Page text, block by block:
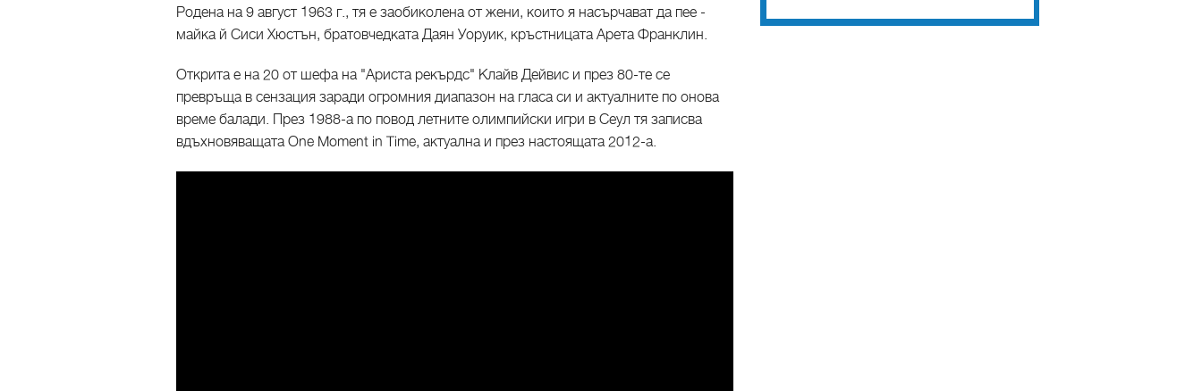
Родена на 9 август 1963 г., тя е заобиколена от жени, които я насърчават да пее -
майка й Сиси Хюстън, братовчедката Даян Уоруик, кръстницата Арета Франклин.
Открита е на 20 от шефа на "Ариста рекърдс" Клайв Дейвис и през 80-те се
превръща в сензация заради огромния диапазон на гласа си и актуалните по онова
време балади. През 1988-а по повод летните олимпийски игри в Сеул тя записва
вдъхновяващата One Moment in Time, актуална и през настоящата 2012-а.